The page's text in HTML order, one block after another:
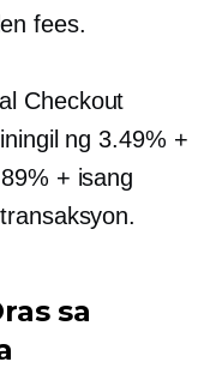
fees.
Checkout
ng 3.49% +
+ isang
sa